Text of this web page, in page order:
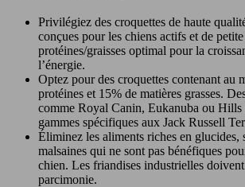
Privilégiez des croquettes de haute
conçues pour les chiens actifs et de
protéines/graisses optimal pour la
l’énergie.
Optez pour des croquettes contenant au
protéines et 15% de matières grasses.
comme Royal Canin, Eukanuba ou Hills
gammes spécifiques aux Jack Russell
Éliminez les aliments riches en glucides,
malsaines qui ne sont pas bénéfiques
chien. Les friandises industrielles
parcimonie.